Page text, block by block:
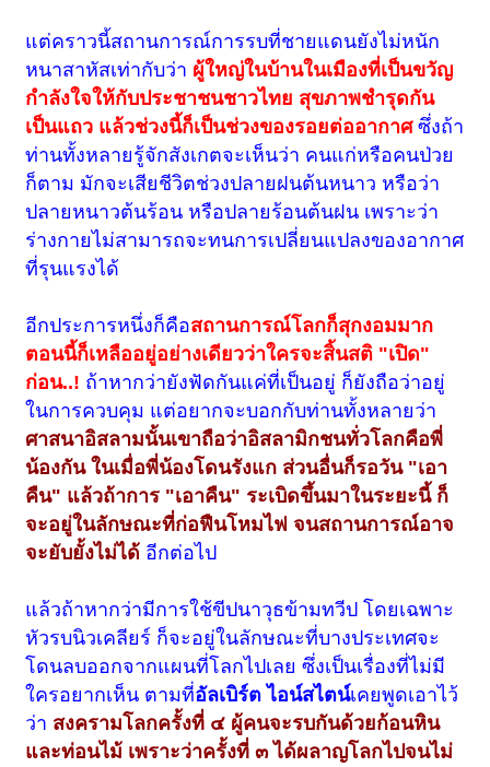
แต่คราวนี้สถานการณ์การรบที่ชายแดนยังไม่หนัก
หนาสาหัสเท่ากับว่า ผู้ใหญ่ในบ้านในเมืองที่เป็นขวัญ
กำลังใจให้กับประชาชนชาวไทย สุขภาพชำรุดกัน
เป็นแถว แล้วช่วงนี้ก็เป็นช่วงของรอยต่ออากาศซึ่งถ้า
ท่านทั้งหลายรู้จักสังเกตจะเห็นว่า คนแก่หรือคนป่วย
ก็ตาม มักจะเสียชีวิตช่วงปลายฝนต้นหนาว หรือว่า
ปลายหนาวต้นร้อน หรือปลายร้อนต้นฝน เพราะว่า
ร่างกายไม่สามารถจะทนการเปลี่ยนแปลงของอากาศ
ที่รุนแรงได้
อีกประการหนึ่งก็คือสถานการณ์โลกก็สุกงอมมาก
ตอนนี้ก็เหลืออยู่อย่างเดียวว่าใครจะสิ้นสติ "เปิด"
ก่อน..! ถ้าหากว่ายังฟัดกันแค่ที่เป็นอยู่ ก็ยังถือว่าอยู่
ในการควบคุม แต่อยากจะบอกกับท่านทั้งหลายว่า
ศาสนาอิสลามนั้นเขาถือว่าอิสลามิกชนทั่วโลกคือพี่
น้องกัน ในเมื่อพี่น้องโดนรังแก ส่วนอื่นก็รอวัน "เอา
คืน" แล้วถ้าการ "เอาคืน" ระเบิดขึ้นมาในระยะนี้ ก็
จะอยู่ในลักษณะที่ก่อฟืนโหมไฟ จนสถานการณ์อาจ
จะยับยั้งไม่ได้ อีกต่อไป
แล้วถ้าหากว่ามีการใช้ขีปนาวุธข้ามทวีป โดยเฉพาะ
หัวรบนิวเคลียร์ ก็จะอยู่ในลักษณะที่บางประเทศจะ
โดนลบออกจากแผนที่โลกไปเลย ซึ่งเป็นเรื่องที่ไม่มี
ใครอยากเห็น ตามที่อัลเบิร์ต ไอน์สไตน์เคยพูดเอาไว้
ว่า สงครามโลกครั้งที่ ๔ ผู้คนจะรบกันด้วยก้อนหิน
และท่อนไม้ เพราะว่าครั้งที่ ๓ ได้ผลาญโลกไปจนไม่